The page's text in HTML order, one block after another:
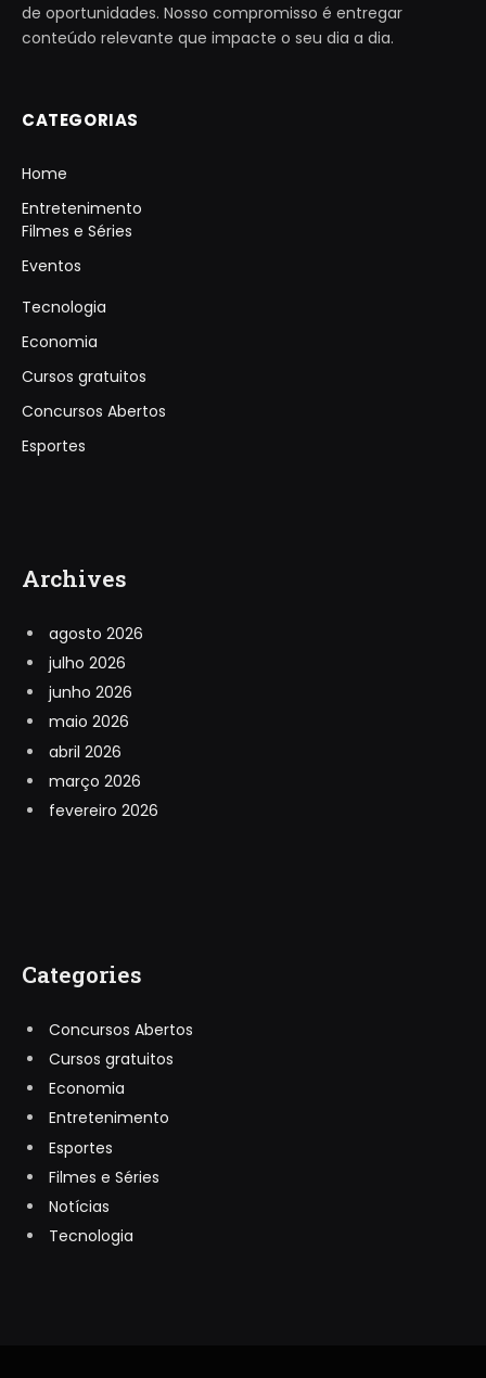
de oportunidades. Nosso compromisso é entregar
conteúdo relevante que impacte o seu dia a dia.
CATEGORIAS
Home
Entretenimento
Filmes e Séries
Eventos
Tecnologia
Economia
Cursos gratuitos
Concursos Abertos
Esportes
Archives
agosto 2026
julho 2026
junho 2026
maio 2026
abril 2026
março 2026
fevereiro 2026
Categories
Concursos Abertos
Cursos gratuitos
Economia
Entretenimento
Esportes
Filmes e Séries
Notícias
Tecnologia